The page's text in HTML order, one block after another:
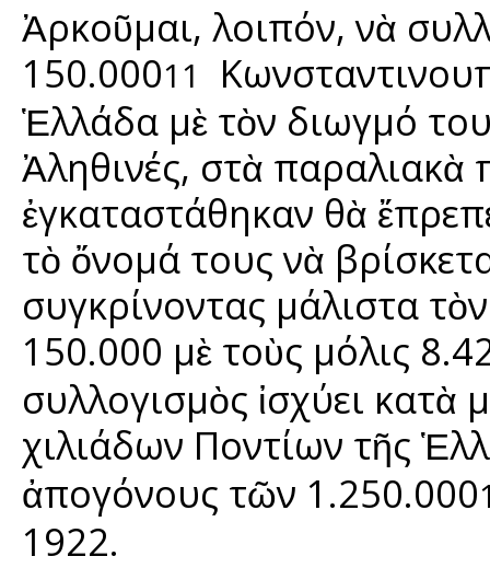
Ἀρκοῦμαι, λοιπόν, νὰ
150.00011
Ἑλλάδα μὲ τὸν διωγμό
Ἀληθινές, στὰ
ἐγκαταστάθηκαν θὰ
τὸ ὄνομά τους νὰ
συγκρίνοντας μάλιστα
150.000 μὲ τοὺς μόλις
συλλογισμὸς ἰσχύει κατὰ
χιλιάδων Ποντίων τῆς
ἀπογόνους τῶν 1.250.000
1922.